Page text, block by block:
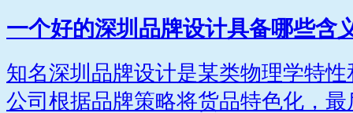
一个好的深圳品牌设计具备哪些含
知名深圳品牌设计是某类物理学特
公司根据品牌策略将货品特色化，